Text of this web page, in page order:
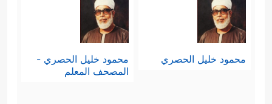
محمود خليل الحصري
محمود خليل الحصري -
المصحف المعلم